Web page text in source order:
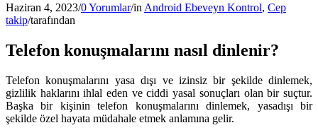
Haziran 4, 2023/0 Yorumlar/in Android Ebeveyn Kontrol, Cep
takip/tarafından
Telefon konuşmalarını nasıl dinlenir?
Telefon konuşmalarını yasa dışı ve izinsiz bir şekilde dinlemek,
gizlilik haklarını ihlal eden ve ciddi yasal sonuçları olan bir suçtur.
Başka bir kişinin telefon konuşmalarını dinlemek, yasadışı bir
şekilde özel hayata müdahale etmek anlamına gelir.